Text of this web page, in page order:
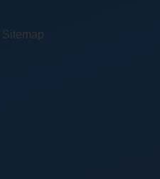
Sitemap